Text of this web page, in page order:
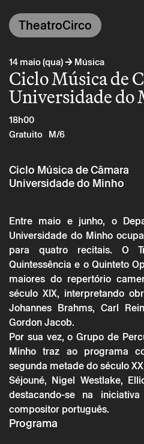
14 maio (qua)→Música
Ciclo Música de
Universidade do
18h00
Gratuito M/6
Ciclo Música de Câmara
Universidade do Minho
Entre maio e junho, o
Universidade do Minho
para quatro recitais. O
Quintessência e o Quinteto
maiores do repertório
século XIX, interpretando
Johannes Brahms, Carl
Gordon Jacob.
Por sua vez, o Grupo de
Minho traz ao programa
segunda metade do século
Séjouné, Nigel Westlake,
destacando-se na
compositor português.
Programa
TheatroCirco